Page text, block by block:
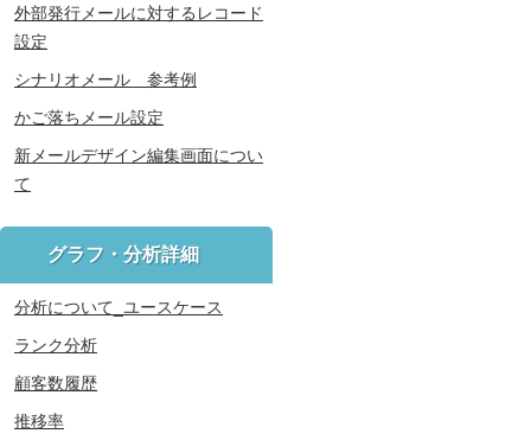
外部発行メールに対するレコード
設定
シナリオメール 参考例
かご落ちメール設定
新メールデザイン編集画面につい
て
グラフ・分析詳細
分析について_ユースケース
ランク分析
顧客数履歴
推移率